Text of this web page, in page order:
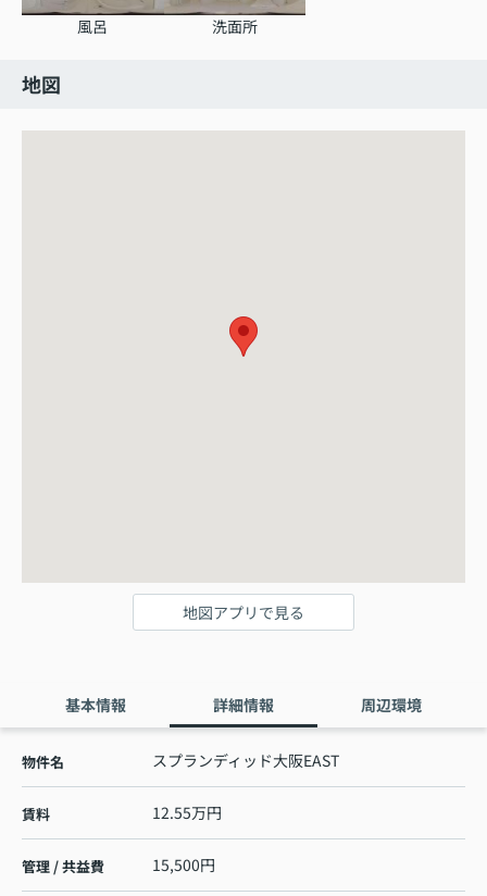
風呂 洗面所
地図
地図アプリで見る
基本情報 詳細情報 周辺環境
物件名 スプランディッド大阪EAST
賃料 12.55万円
管理 / 共益費 15,500円